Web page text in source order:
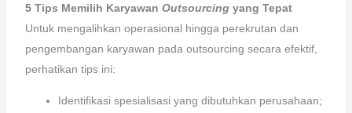
5 Tips Memilih Karyawan Outsourcing yang Tepat
Untuk mengalihkan operasional hingga perekrutan dan
pengembangan karyawan pada outsourcing secara efektif,
perhatikan tips ini:
Identifikasi spesialisasi yang dibutuhkan perusahaan;